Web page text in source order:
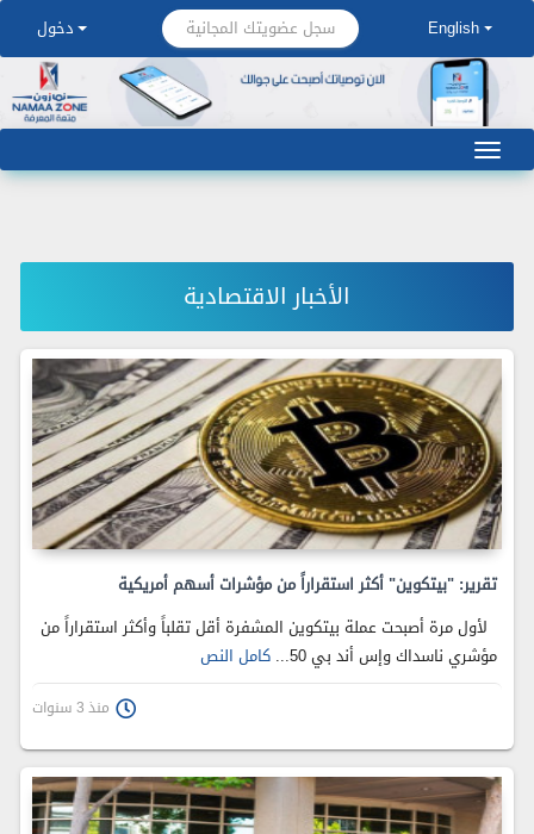
English سجل عضويتك المجانية دخول
الأخبار الاقتصادية
تقرير: "بيتكوين" أكثر استقراراً من مؤشرات أسهم أمريكية
لأول مرة أصبحت عملة بيتكوين المشفرة أقل تقلباً وأكثر استقراراً من
مؤشري ناسداك وإس أند بي 50...
كامل النص
منذ 3 سنوات